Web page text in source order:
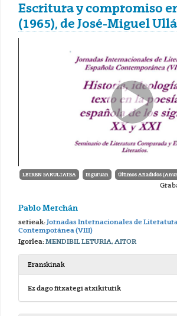
Escritura y compromiso
(1965), de José-Miguel
LETREN FAKULTATEA Inguruan Últimos Añadidos
Pablo Merchán
serieak:Jornadas Internacionales de
Contemporánea (VIII)
Igorlea:MENDIBIL LETURIA, AITOR
Eranskinak
Ez dago fitxategi atxikiturik